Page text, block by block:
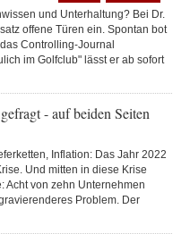
und Unterhaltung? Bei Dr.
offene Türen ein. Spontan bot
Controlling-Journal
im Golfclub" lässt er ab sofort
- auf beiden Seiten
Inflation: Das Jahr 2022
Und mitten in diese Krise
Acht von zehn Unternehmen
Problem. Der